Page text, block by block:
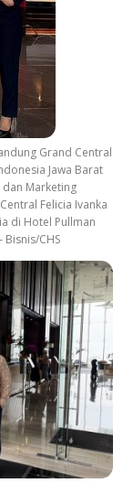
Grand Central
Jawa Barat
dan Marketing
Felicia Ivanka
di Hotel Pullman
CHS